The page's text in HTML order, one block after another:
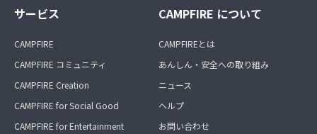
サービス
CAMPFIRE
CAMPFIRE コミュニティ
CAMPFIRE Creation
CAMPFIRE for Social Good
CAMPFIRE for Entertainment
CAMPFIRE について
CAMPFIREとは
あんしん・安全への取り組み
ニュース
ヘルプ
お問い合わせ